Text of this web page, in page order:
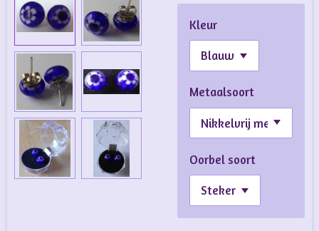
Kleur
Metaalsoort
Oorbel soort